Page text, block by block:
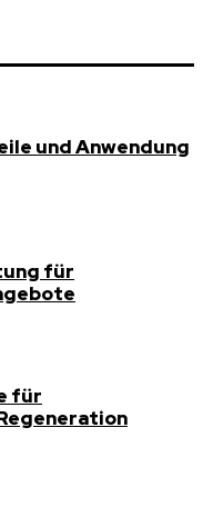
und Anwendung
für
für